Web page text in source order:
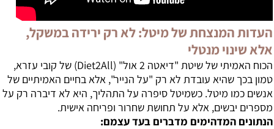
העדות המנצחת של מיטל: לא רק ירידה במשקל,
אלא שינוי מנטלי
הכוח האמיתי של שיטת "דיאטה 2 אול" (Diet2All) של קובי עזרא,
טמון בכך שהיא עובדת לא רק "על הנייר", אלא בחיים האמיתיים של
אנשים כמו מיטל. כשמיטל סיפרה על התהליך, היא לא דיברה רק על
מספרים יבשים, אלא על תחושת שחרור ופריחה אישית.
הנתונים המדהימים מדברים בעד עצמם: